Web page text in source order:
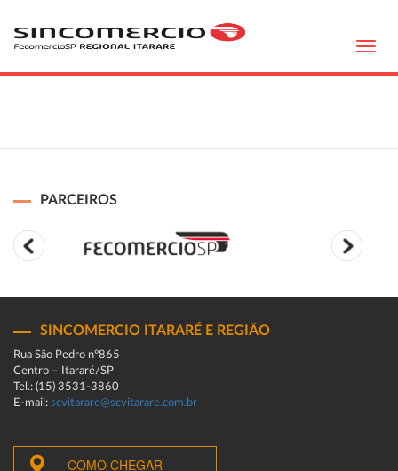
PARCEIROS
SINCOMERCIO ITARARÉ E REGIÃO
Rua São Pedro n°865
Centro – Itararé/SP
Tel.: (15) 3531-3860
E-mail: scvitarare@scvitarare.com.br
COMO CHEGAR